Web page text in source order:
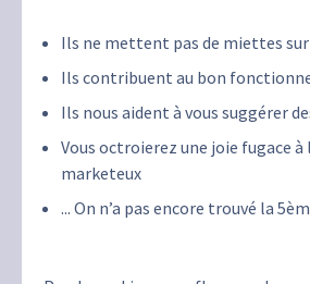
Ils ne mettent pas de miettes
Ils contribuent au bon
Ils nous aident à vous suggérer
Vous octroierez une joie fugace à
marketeux
... On n’a pas encore trouvé la